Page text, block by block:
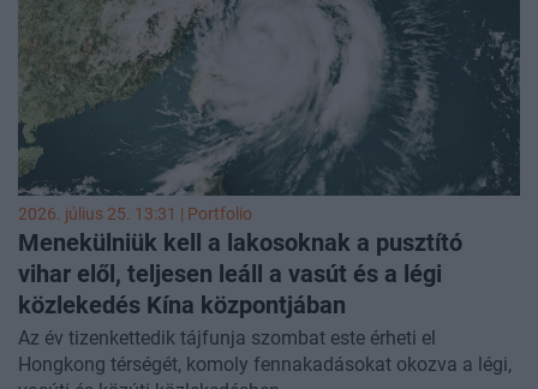
2026. július 25. 13:31 | Portfolio
Menekülniük kell a lakosoknak a pusztító
vihar elől, teljesen leáll a vasút és a légi
közlekedés Kína központjában
Az év tizenkettedik tájfunja szombat este érheti el
Hongkong térségét, komoly fennakadásokat okozva a légi,